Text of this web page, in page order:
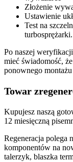
Złożenie
Ustawienie
Test na
turbosprężarki.
Po naszej
mieć świadomość,
ponownego
Towar
Kupujesz naszą
12 miesięczną
Regeneracja polega
komponentów na
talerzyk, blaszka